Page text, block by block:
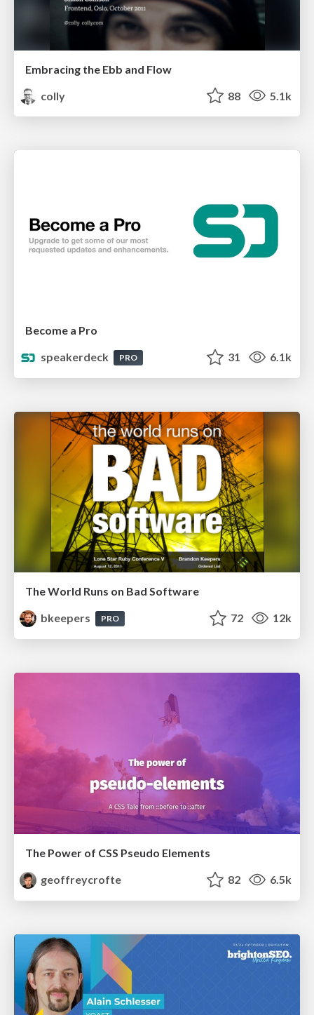
Embracing the Ebb and Flow
colly
88 5.1k
Become a Pro
speakerdeck
PRO 31 6.1k
The World Runs on Bad Software
bkeepers
PRO 72 12k
The Power of CSS Pseudo Elements
geoffreycrofte
82 6.5k